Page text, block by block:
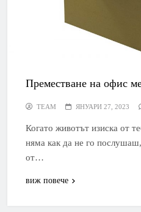
Преместване на офис
TEAM ЯНУАРИ 27, 2023
Когато животът изиска от
няма как да не го послушаш,
от…
виж повече